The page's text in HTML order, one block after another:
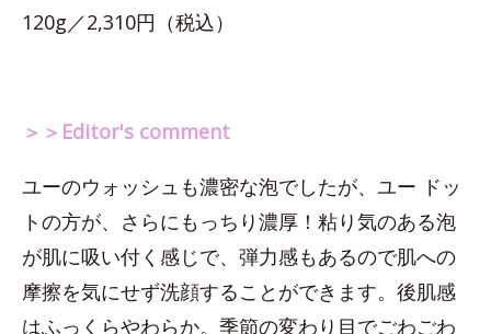
120g／2,310円（税込）
＞＞Editor's comment
ユーのウォッシュも濃密な泡でしたが、ユー ドッ
トの方が、さらにもっちり濃厚！粘り気のある泡
が肌に吸い付く感じで、弾力感もあるので肌への
摩擦を気にせず洗顔することができます。後肌感
はふっくらやわらか。季節の変わり目でごわごわ